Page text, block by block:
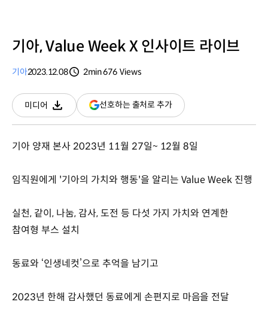
기아, Value Week X 인사이트 라이브
기아2023.12.08
2min676 Views
미디어
다운로드
선호하는 출처로 추가(새
창
기아 양재 본사 2023년 11월 27일~ 12월 8일
임직원에게 '기아의 가치와 행동'을 알리는 Value Week 진행
실천, 같이, 나눔, 감사, 도전 등 다섯 가지 가치와 연계한
참여형 부스 설치
동료와 ‘인생네컷’으로 추억을 남기고
2023년 한해 감사했던 동료에게 손편지로 마음을 전달